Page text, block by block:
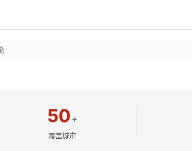
50 +
覆盖城市